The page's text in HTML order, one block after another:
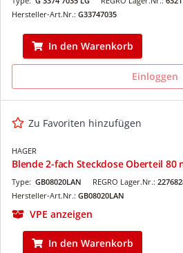
Hersteller-Art.Nr.: G33747035
In den Warenkorb
Einloggen
Zu Favoriten hinzufügen
HAGER
Blende 2-fach Steckdose Oberteil 80
REGRO Lager.Nr.:
Type: GB08020LAN
Hersteller-Art.Nr.: GB08020LAN
VPE anzeigen
In den Warenkorb